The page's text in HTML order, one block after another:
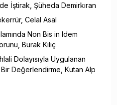
İştirak, Şüheda Demirkıran
Celal Asal
Non Bis in Idem
Burak Kılıç
Dolayısıyla Uygulanan
Değerlendirme, Kutan Alp